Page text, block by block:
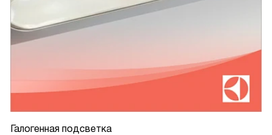
Галогенная подсветка